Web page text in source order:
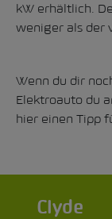
kW erhältlich.
weniger als der
Wenn du dir
Elektroauto du
hier einen Tipp
Clyde